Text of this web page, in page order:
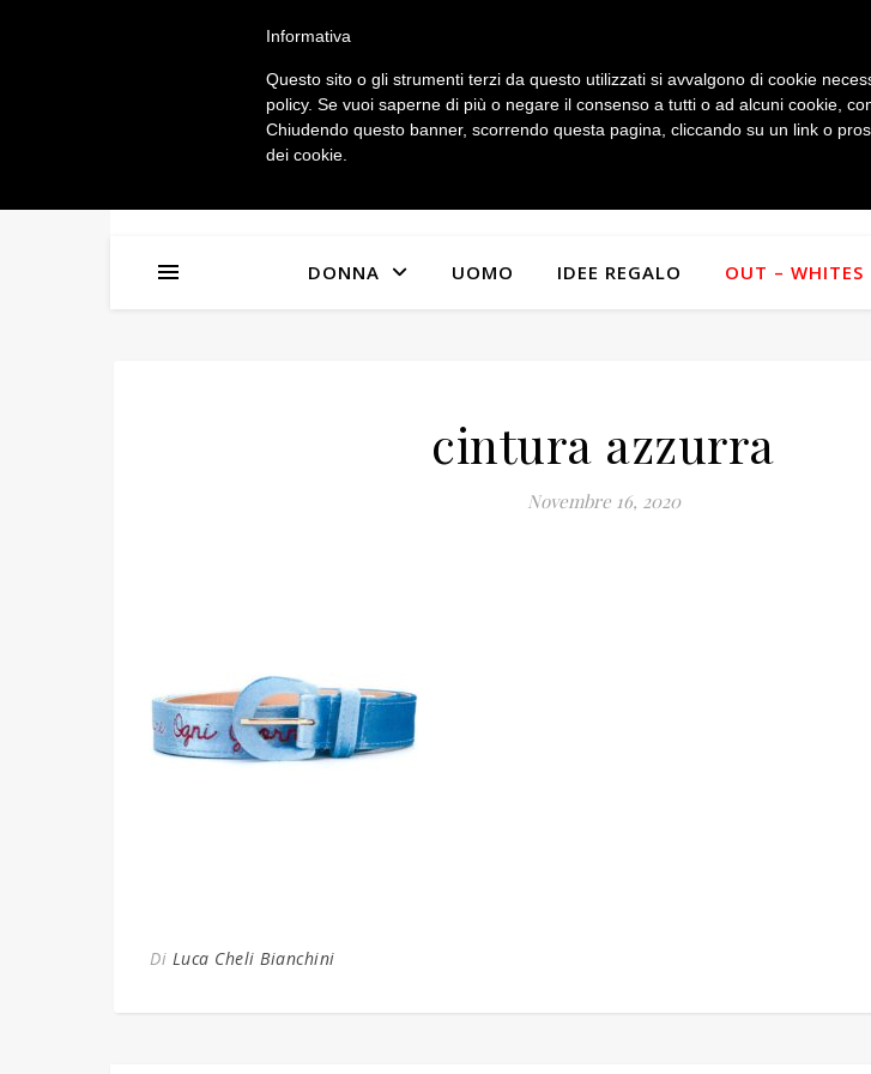
IL MIO ACCOUNT
DONNA UOMO IDEE REGALO OUT – WHITES
cintura azzurra
Novembre 16, 2020
Di Luca Cheli Bianchini
Informativa
Questo sito o gli strumenti terzi da questo utilizzati si avvalgono di cookie
policy. Se vuoi saperne di più o negare il consenso a tutti o ad alcuni cookie,
Chiudendo questo banner, scorrendo questa pagina, cliccando su un link o
dei cookie.